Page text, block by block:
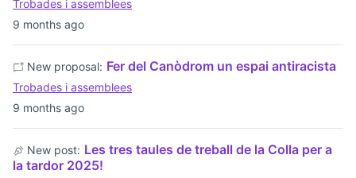
9 months ago
Trobades i assemblees
9 months ago
New proposal: Fer del Canòdrom un espai antiracista
Trobades i assemblees
New post: Les tres taules de treball de la Colla per a
la tardor 2025!